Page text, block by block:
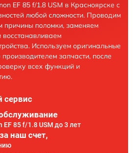
EF 85 f/1.8 USM в Красноярске с
любой сложности. Проводим
причины поломки, заменяем
Используем оригинальные
запчасти, после
всех функций и
сервис
EF 85 f/1.8 USM до 3 лет
наш счет,